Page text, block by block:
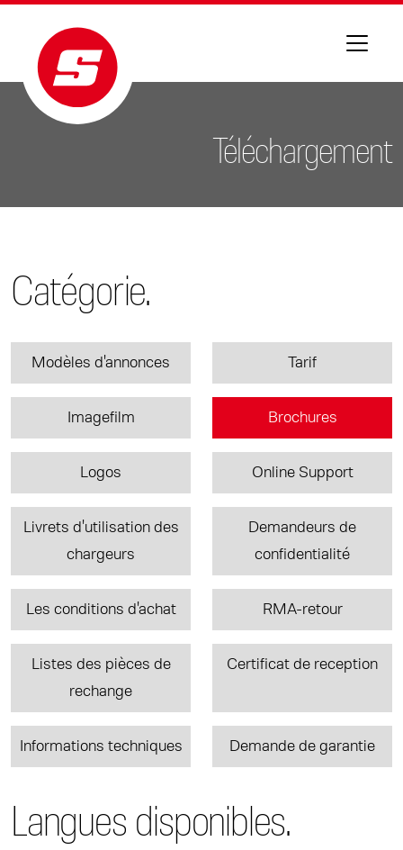
Téléchargement
Catégorie.
Modèles d'annonces Tarif
Imagefilm Brochures
Logos Online Support
Livrets d'utilisation des
chargeurs
Demandeurs de
confidentialité
Les conditions d'achat RMA-retour
Listes des pièces de
rechange
Certificat de reception
Informations techniques Demande de garantie
Langues disponibles.